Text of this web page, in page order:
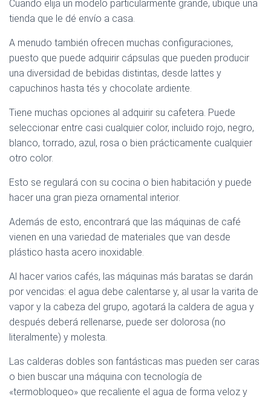
Cuando elija un modelo particularmente grande, ubique una
tienda que le dé envío a casa.
A menudo también ofrecen muchas configuraciones,
puesto que puede adquirir cápsulas que pueden producir
una diversidad de bebidas distintas, desde lattes y
capuchinos hasta tés y chocolate ardiente.
Tiene muchas opciones al adquirir su cafetera. Puede
seleccionar entre casi cualquier color, incluido rojo, negro,
blanco, torrado, azul, rosa o bien prácticamente cualquier
otro color.
Esto se regulará con su cocina o bien habitación y puede
hacer una gran pieza ornamental interior.
Además de esto, encontrará que las máquinas de café
vienen en una variedad de materiales que van desde
plástico hasta acero inoxidable.
Al hacer varios cafés, las máquinas más baratas se darán
por vencidas: el agua debe calentarse y, al usar la varita de
vapor y la cabeza del grupo, agotará la caldera de agua y
después deberá rellenarse, puede ser dolorosa (no
literalmente) y molesta.
Las calderas dobles son fantásticas mas pueden ser caras
o bien buscar una máquina con tecnología de
«termobloqueo» que recaliente el agua de forma veloz y